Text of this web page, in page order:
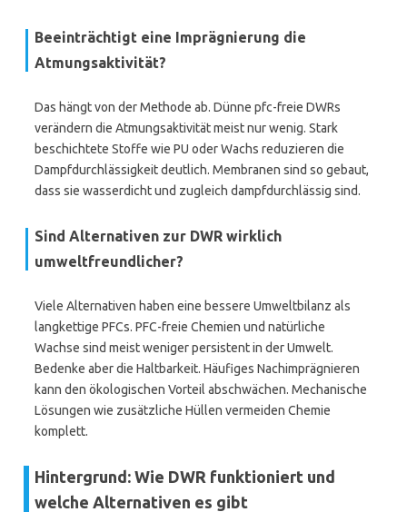
Beeinträchtigt eine Imprägnierung die
Atmungsaktivität?
Das hängt von der Methode ab. Dünne pfc-freie DWRs
verändern die Atmungsaktivität meist nur wenig. Stark
beschichtete Stoffe wie PU oder Wachs reduzieren die
Dampfdurchlässigkeit deutlich. Membranen sind so gebaut,
dass sie wasserdicht und zugleich dampfdurchlässig sind.
Sind Alternativen zur DWR wirklich
umweltfreundlicher?
Viele Alternativen haben eine bessere Umweltbilanz als
langkettige PFCs. PFC-freie Chemien und natürliche
Wachse sind meist weniger persistent in der Umwelt.
Bedenke aber die Haltbarkeit. Häufiges Nachimprägnieren
kann den ökologischen Vorteil abschwächen. Mechanische
Lösungen wie zusätzliche Hüllen vermeiden Chemie
komplett.
Hintergrund: Wie DWR funktioniert und
welche Alternativen es gibt